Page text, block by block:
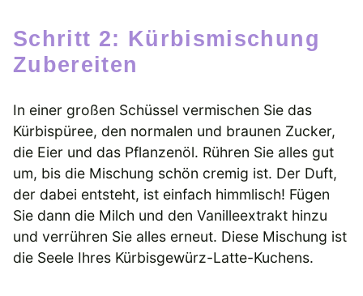
Schritt 2: Kürbismischung
Zubereiten
In einer großen Schüssel vermischen Sie das
Kürbispüree, den normalen und braunen Zucker,
die Eier und das Pflanzenöl. Rühren Sie alles gut
um, bis die Mischung schön cremig ist. Der Duft,
der dabei entsteht, ist einfach himmlisch! Fügen
Sie dann die Milch und den Vanilleextrakt hinzu
und verrühren Sie alles erneut. Diese Mischung ist
die Seele Ihres Kürbisgewürz-Latte-Kuchens.